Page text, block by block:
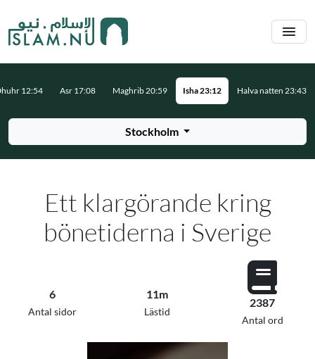
Stockholm
12:54 Asr 17:08 Maghrib 20:59 Isha 23:12 Halva natten 23:43
Ett klargörande kring
bönetiderna i Sverige
6
Antal sidor
11m
Lästid
2387
Antal ord